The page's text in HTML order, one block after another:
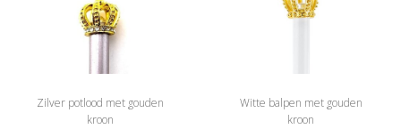
Zilver potlood met gouden
kroon
Witte balpen met gouden
kroon